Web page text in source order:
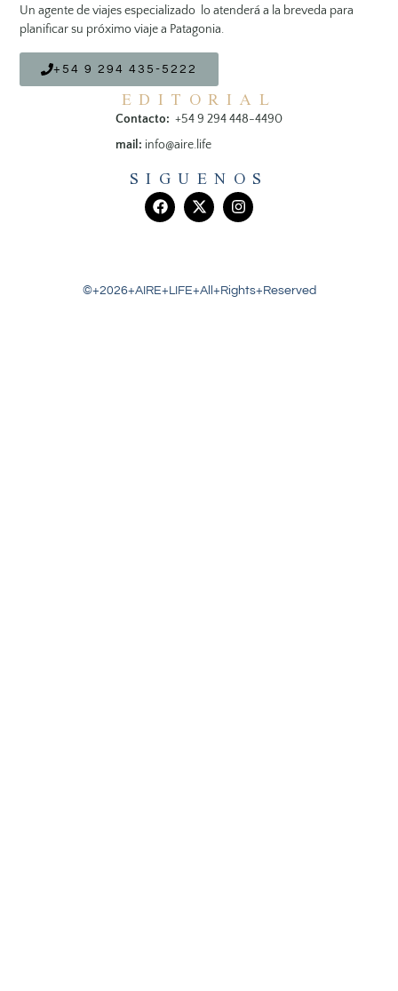
Un agente de viajes especializado lo atenderá a la breveda para
planificar su próximo viaje a Patagonia.
+54 9 294 435-5222
EDITORIAL
Contacto: +54 9 294 448-4490
mail: info@aire.life
SIGUENOS
©+2026+AIRE+LIFE+All+Rights+Reserved